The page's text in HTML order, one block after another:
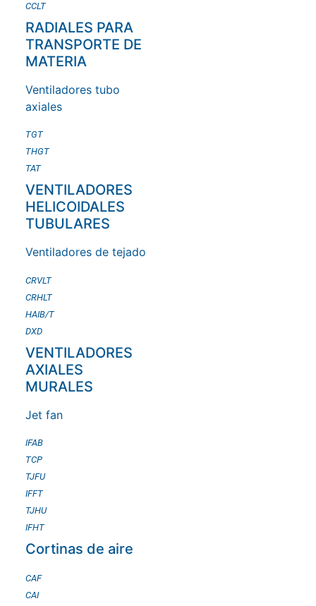
CCLT
RADIALES PARA
TRANSPORTE DE
MATERIA
Ventiladores tubo
axiales
TGT
THGT
TAT
VENTILADORES
HELICOIDALES
TUBULARES
Ventiladores de tejado
CRVLT
CRHLT
HAIB/T
DXD
VENTILADORES
AXIALES
MURALES
Jet fan
IFAB
TCP
TJFU
IFFT
TJHU
IFHT
Cortinas de aire
CAF
CAI